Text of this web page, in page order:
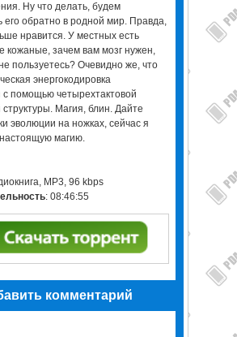
Ну что делать, будем
его обратно в родной мир. Правда,
нравится. У местных есть
кожаные, зачем вам мозг нужен,
пользуетесь? Очевидно же, что
энергокодировка
с помощью четырехтактовой
Магия, блин. Дайте
эволюции на ножках, сейчас я
магию.
MP3, 96 kbps
: 08:46:55
комментарий